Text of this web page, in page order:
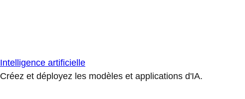
Intelligence artificielle
Créez et déployez les modèles et applications d'IA.